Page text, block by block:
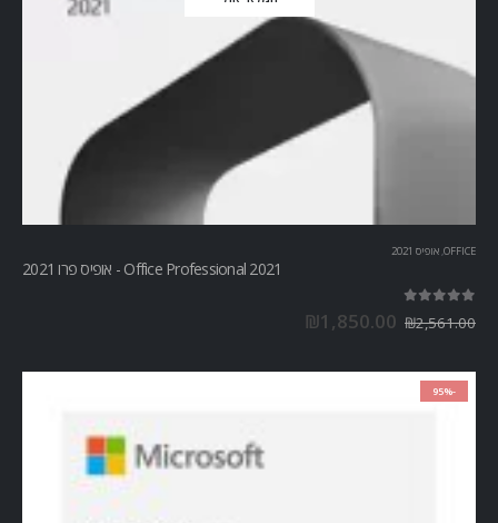
OFFICE
, אופיס 2021
Office Professional 2021 - אופיס פרו 2021
₪2,561.00
₪1,850.00
-95%